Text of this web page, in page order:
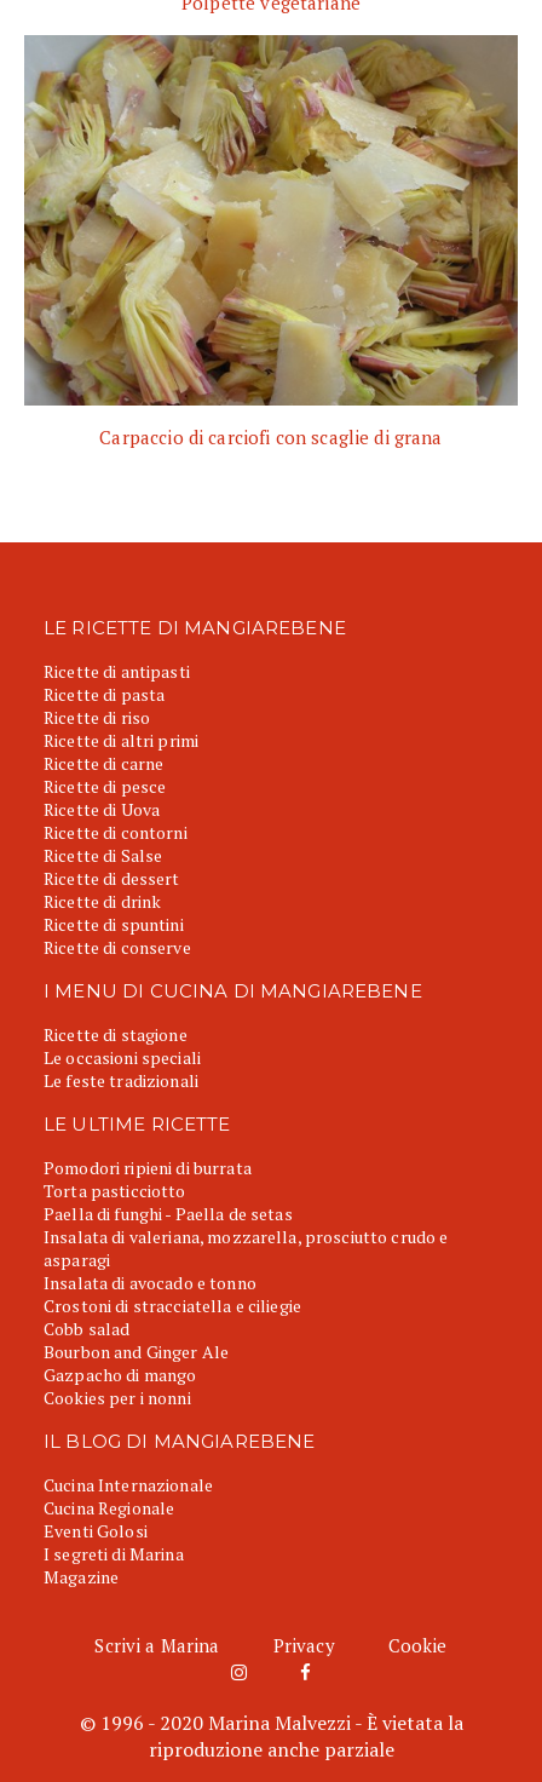
Carpaccio di carciofi con scaglie di grana
LE RICETTE DI MANGIAREBENE
Ricette di antipasti
Ricette di pasta
Ricette di riso
Ricette di altri primi
Ricette di carne
Ricette di pesce
Ricette di Uova
Ricette di contorni
Ricette di Salse
Ricette di dessert
Ricette di drink
Ricette di spuntini
Ricette di conserve
I MENU DI CUCINA DI MANGIAREBENE
Ricette di stagione
Le occasioni speciali
Le feste tradizionali
LE ULTIME RICETTE
Pomodori ripieni di burrata
Torta pasticciotto
Paella di funghi - Paella de setas
Insalata di valeriana, mozzarella, prosciutto crudo e
asparagi
Insalata di avocado e tonno
Crostoni di stracciatella e ciliegie
Cobb salad
Bourbon and Ginger Ale
Gazpacho di mango
Cookies per i nonni
IL BLOG DI MANGIAREBENE
Cucina Internazionale
Cucina Regionale
Eventi Golosi
I segreti di Marina
Magazine
Scrivi a Marina Privacy Cookie
© 1996 - 2020 Marina Malvezzi - È vietata la
riproduzione anche parziale